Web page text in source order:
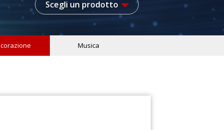
Scegli un prodotto
Musica